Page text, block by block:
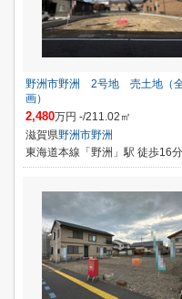
野洲市野洲 2号地 売土地（
画）
2,480万円 -/211.02㎡
滋賀県野洲市野洲
東海道本線「野洲」駅 徒歩16分